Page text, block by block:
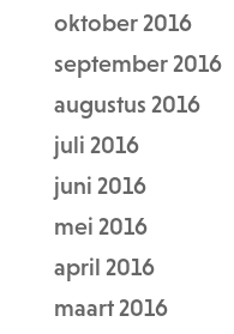
oktober 2016
september 2016
augustus 2016
juli 2016
juni 2016
mei 2016
april 2016
maart 2016